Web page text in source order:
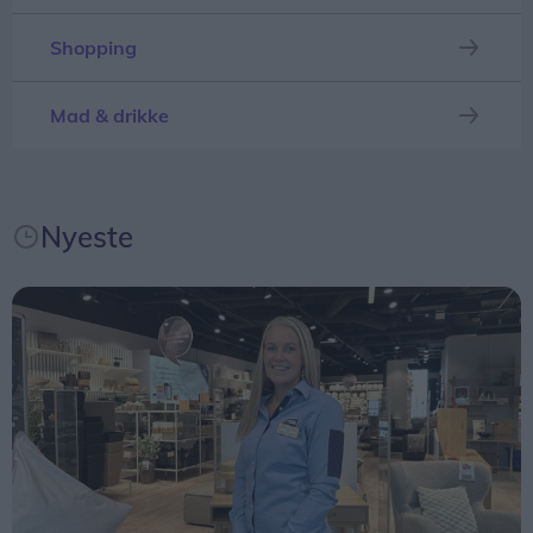
landedirektør i JYSK Danmark.
Initiativet kommer blandt andet i kølvandet på en
er første gang, vi scorer så højt. Vi vil fortsat
udvikle os som arbejdsplads og skabe initiativer,
der gør en positiv forskel for medarbejderne – som
for eksempel fri på barnets første skoledag, siger
Bo Viktor Andersen.
En vigtig dag for familien
Shopping
Mad & drikke
Nyeste